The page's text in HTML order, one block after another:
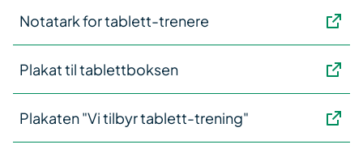
Notatark for tablett-trenere
Plakat til tablettboksen
Plakaten "Vi tilbyr tablett-trening"